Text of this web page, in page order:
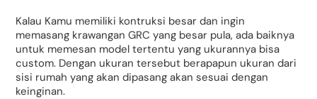
Kalau Kamu memiliki kontruksi besar dan ingin
memasang krawangan GRC yang besar pula, ada baiknya
untuk memesan model tertentu yang ukurannya bisa
custom. Dengan ukuran tersebut berapapun ukuran dari
sisi rumah yang akan dipasang akan sesuai dengan
keinginan.